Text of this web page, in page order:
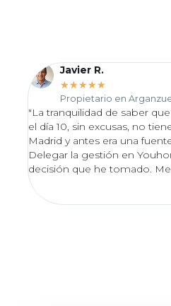
Javier R.
★★★★★
Propietario en
"La tranquilidad de saber
el día 10, sin excusas, no
Madrid y antes era una
Delegar la gestión en
decisión que he tomado.